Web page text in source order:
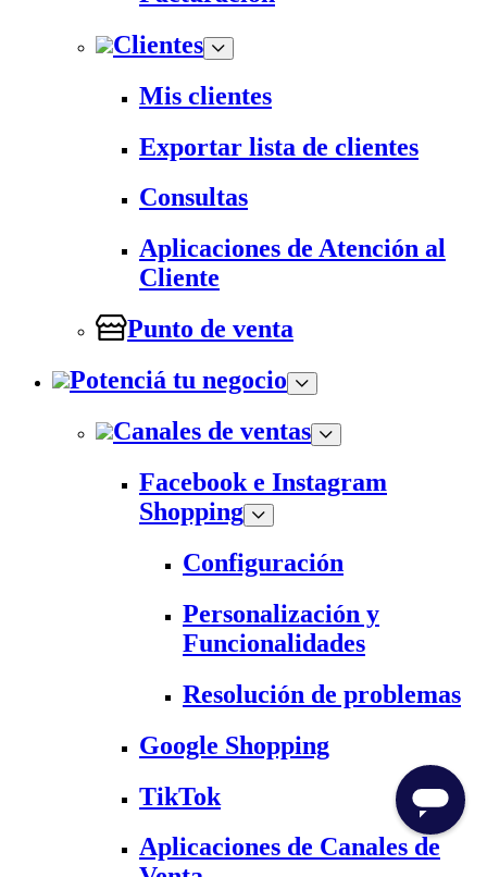
Clientes
Mis clientes
Exportar lista de clientes
Consultas
Aplicaciones de Atención al
Cliente
Punto de venta
Potenciá tu negocio
Canales de ventas
Facebook e Instagram
Shopping
Configuración
Personalización y
Funcionalidades
Resolución de problemas
Google Shopping
TikTok
Aplicaciones de Canales de